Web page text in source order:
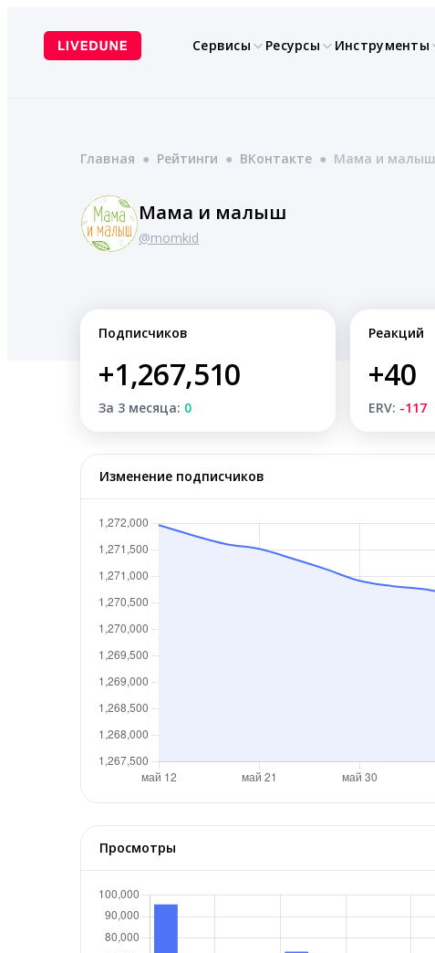
содержимому
Сервисы Ресурсы Инструменты
Главная ● Рейтинги ● ВКонтакте ● Мама и малыш
Мама и малыш
@momkid
Подписчиков
+1,267,510
За 3 месяца: 0
Реакций
+40
ERV: -117
Изменение подписчиков
Просмотры